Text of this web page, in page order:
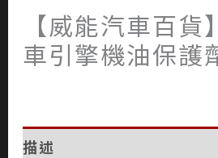
【威能汽車百
車引擎機油保護
描述